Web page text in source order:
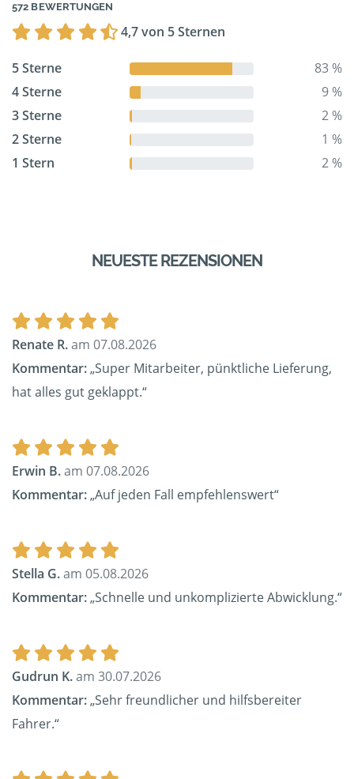
572 BEWERTUNGEN
4,7 von 5 Sternen
5 Sterne
83 %
4 Sterne
9 %
3 Sterne
2 %
2 Sterne
1 %
1 Stern
2 %
NEUESTE REZENSIONEN
Renate R.am 07.08.2026
Kommentar:„Super Mitarbeiter, pünktliche Lieferung,
hat alles gut geklappt.“
Erwin B.am 07.08.2026
Kommentar:„Auf jeden Fall empfehlenswert“
Stella G.am 05.08.2026
Kommentar:„Schnelle und unkomplizierte Abwicklung.“
Gudrun K.am 30.07.2026
Kommentar:„Sehr freundlicher und hilfsbereiter
Fahrer.“